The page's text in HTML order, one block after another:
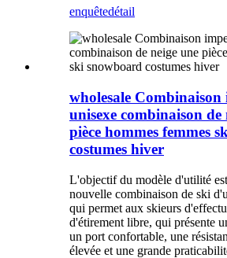
enquêtedétail
wholesale Combinaison
unisexe combinaison de
pièce hommes femmes
costumes hiver
L'objectif du modèle d'utilité
nouvelle combinaison de ski
qui permet aux skieurs
d'étirement libre, qui présente
un port confortable, une
élevée et une grande